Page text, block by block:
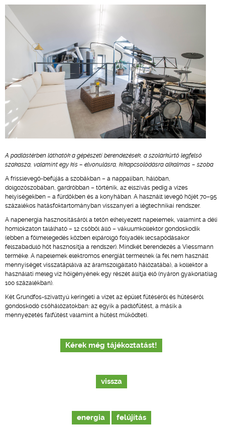
A padlástérben láthatók a gépészeti berendezések, a szolárkürtő legfelső
szakasza, valamint egy kis – elvonulásra, kikapcsolódásra alkalmas – szoba
A frisslevegő-befújás a szobákban – a nappaliban, hálóban,
dolgozószobában, gardróbban – történik, az elszívás pedig a vizes
helyiségekben – a fürdőkben és a konyhában. A használt levegő hőjét 70–95
százalékos hatásfoktartományban visszanyeri a légtechnikai rendszer.
A napenergia hasznosításáról a tetőn elhelyezett napelemek, valamint a déli
homlokzaton található – 12 csőből álló – vákuumkollektor gondoskodik
(ebben a fölmelegedés közben elpárolgó folyadék lecsapódásakor
felszabaduló hőt hasznosítja a rendszer). Mindkét berendezés a Viessmann
terméke. A napelemek elektromos energiát termelnek (a fel nem használt
mennyiséget visszatáplálva az áramszolgáltató hálózatába), a kollektor a
használati meleg víz hőigényének egy részét állítja elő (nyáron gyakorlatilag
100 százalékban).
Két Grundfos-szivattyú keringeti a vizet az épület fűtéséről és hűtéséről
gondoskodó csőhálózatokban: az egyik a padlófűtést, a másik a
mennyezetés falfűtést valamint a hűtést működteti.
Kérek még tájékoztatást!
vissza
energia felújítás